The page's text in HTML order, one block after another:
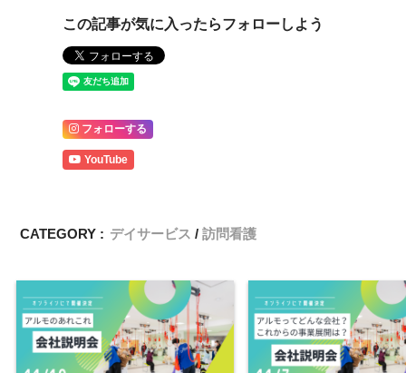
この記事が気に入ったらフォローしよう
フォローする
YouTube
CATEGORY : デイサービス 訪問看護